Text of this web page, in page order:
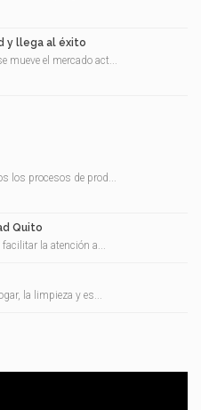
y llega al éxito
mueve el mercado act...
los procesos de prod...
Quito
la atención a...
la limpieza y es...